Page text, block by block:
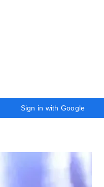
Sign in with Google